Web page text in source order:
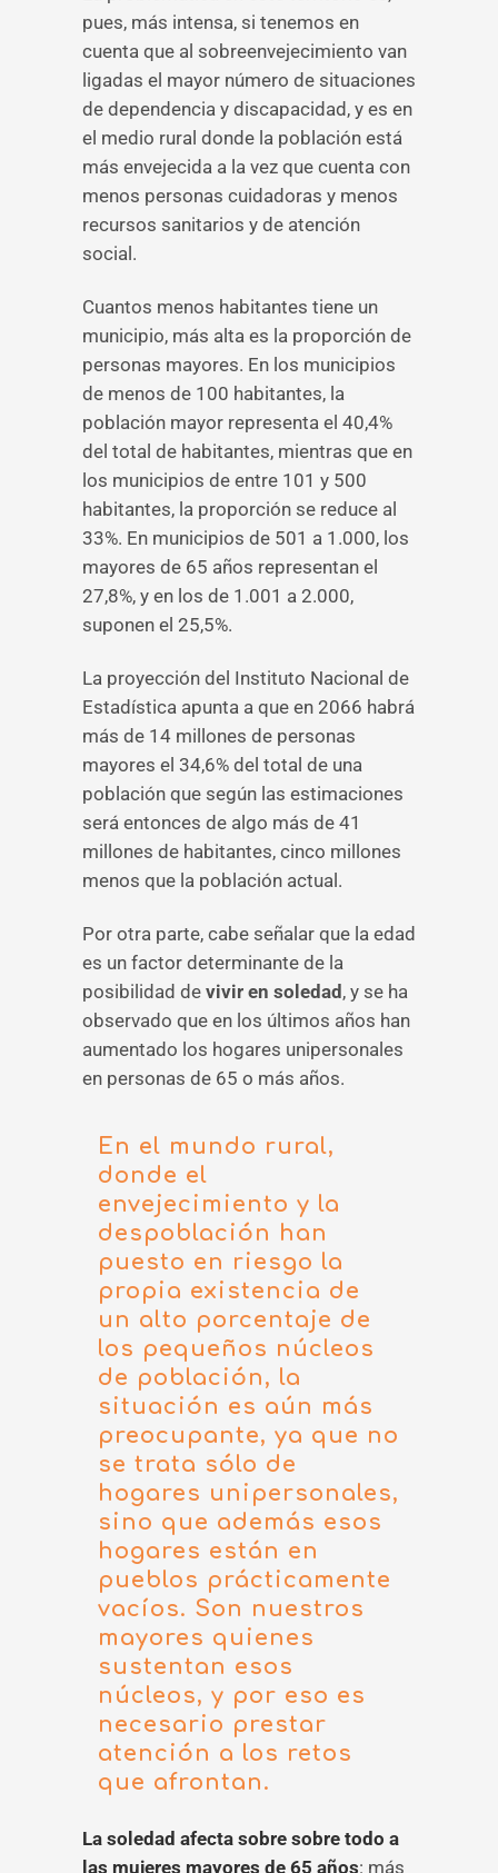
pues, más intensa, si tenemos en
cuenta que al sobreenvejecimiento van
ligadas el mayor número de situaciones
de dependencia y discapacidad, y es en
el medio rural donde la población está
más envejecida a la vez que cuenta con
menos personas cuidadoras y menos
recursos sanitarios y de atención
social.
Cuantos menos habitantes tiene un
municipio, más alta es la proporción de
personas mayores. En los municipios
de menos de 100 habitantes, la
población mayor representa el 40,4%
del total de habitantes, mientras que en
los municipios de entre 101 y 500
habitantes, la proporción se reduce al
33%. En municipios de 501 a 1.000, los
mayores de 65 años representan el
27,8%, y en los de 1.001 a 2.000,
suponen el 25,5%.
La proyección del Instituto Nacional de
Estadística apunta a que en 2066 habrá
más de 14 millones de personas
mayores el 34,6% del total de una
población que según las estimaciones
será entonces de algo más de 41
millones de habitantes, cinco millones
menos que la población actual.
Por otra parte, cabe señalar que la edad
es un factor determinante de la
posibilidad de vivir en soledad , y se ha
observado que en los últimos años han
aumentado los hogares unipersonales
en personas de 65 o más años.
En el mundo rural,
donde el
envejecimiento y la
despoblación han
puesto en riesgo la
propia existencia de
un alto porcentaje de
los pequeños núcleos
de población, la
situación es aún más
preocupante, ya que no
se trata sólo de
hogares unipersonales,
sino que además esos
hogares están en
pueblos prácticamente
vacíos. Son nuestros
mayores quienes
sustentan esos
núcleos, y por eso es
necesario prestar
atención a los retos
que afrontan.
La soledad afecta sobre sobre todo a
las mujeres mayores de 65 años: más